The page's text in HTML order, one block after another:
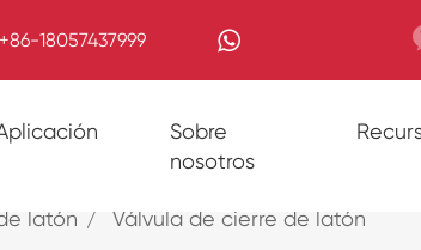
+86-18057437999
Sobre
nosotros
latón Válvula de cierre de latón